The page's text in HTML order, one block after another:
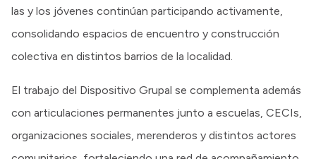
las y los jóvenes continúan participando activamente,
consolidando espacios de encuentro y construcción
colectiva en distintos barrios de la localidad.
El trabajo del Dispositivo Grupal se complementa además
con articulaciones permanentes junto a escuelas, CECIs,
organizaciones sociales, merenderos y distintos actores